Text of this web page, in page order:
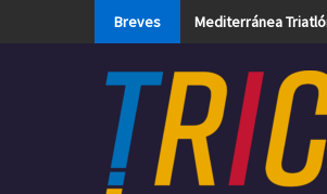
Breves Mediterránea